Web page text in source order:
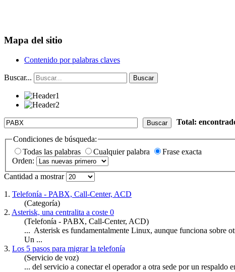
Mapa del sitio
Contenido por palabras claves
Buscar... Buscar
Buscar Total:
Condiciones de búsqueda:
Todas las palabras
Cualquier palabra
Frase exacta
Orden:
Cantidad a mostrar
1. Telefonía - PABX, Call-Center, ACD
(Categoría)
2. Asterisk, una centralita a coste 0
(Telefonía - PABX, Call-Center, ACD)
... Asterisk es fundamentalmente Linux, aunque funciona sobre
Un ...
3. Los 5 pasos para migrar la telefonía
(Servicio de voz)
... del servicio a conectar el operador a otra sede por un respaldo